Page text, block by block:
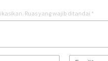
Ruas yang wajib ditandai *